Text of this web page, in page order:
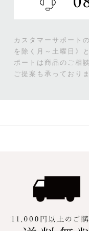
カスタマーサポート
を除く月～土曜日》
ポートは商品のご相
ご提案も承っており